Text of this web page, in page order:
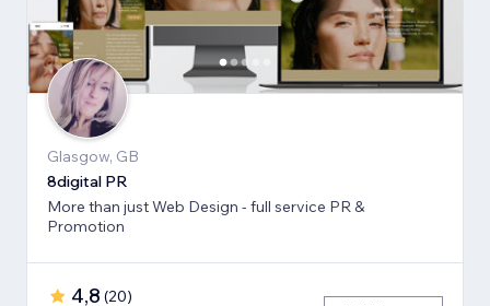
Glasgow, GB
8digital PR
More than just Web Design - full service PR &
Promotion
4,8 (20)